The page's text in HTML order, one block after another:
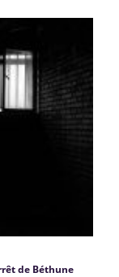
de Béthune